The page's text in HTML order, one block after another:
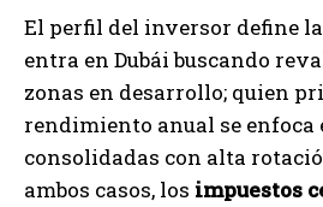
El perfil del inversor define
entra en Dubái buscando
zonas en desarrollo; quien
rendimiento anual se enfoca
consolidadas con alta
ambos casos, los impuestos